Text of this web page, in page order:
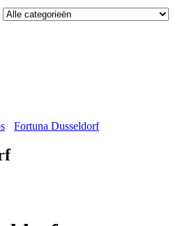
Fortuna Dusseldorf